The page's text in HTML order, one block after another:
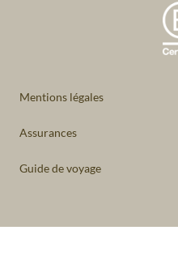
Mentions légales
Assurances
Guide de voyage